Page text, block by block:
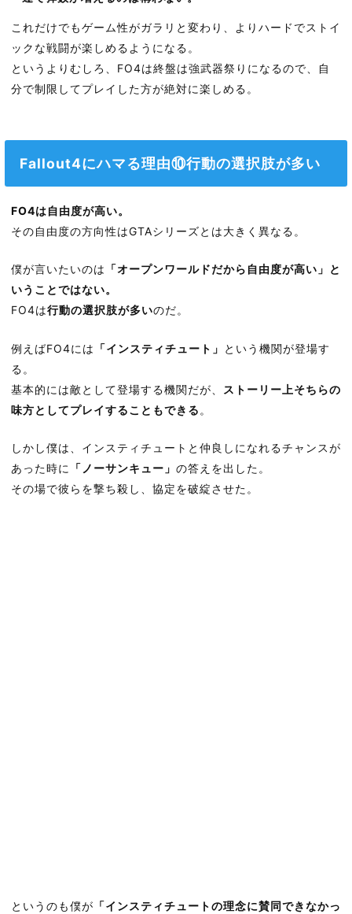
これだけでもゲーム性がガラリと変わり、よりハードでストイ
ックな戦闘が楽しめるようになる。
というよりむしろ、FO4は終盤は強武器祭りになるので、自
分で制限してプレイした方が絶対に楽しめる。
Fallout4にハマる理由⑩行動の選択肢が多い
FO4は自由度が高い。
その自由度の方向性はGTAシリーズとは大きく異なる。
僕が言いたいのは 「オープンワールドだから自由度が高い」と
いうことではない。
FO4は行動の選択肢が多いのだ。
例えばFO4には 「インスティチュート」 という機関が登場す
る。
基本的には敵として登場する機関だが、
ストーリー上そちらの
味方としてプレイすることもできる 。
しかし僕は、インスティチュートと仲良しになれるチャンスが
あった時に
「ノーサンキュー」 の答えを出した。
その場で彼らを撃ち殺し、協定を破綻させた。
というのも僕が 「インスティチュートの理念に賛同できなかっ